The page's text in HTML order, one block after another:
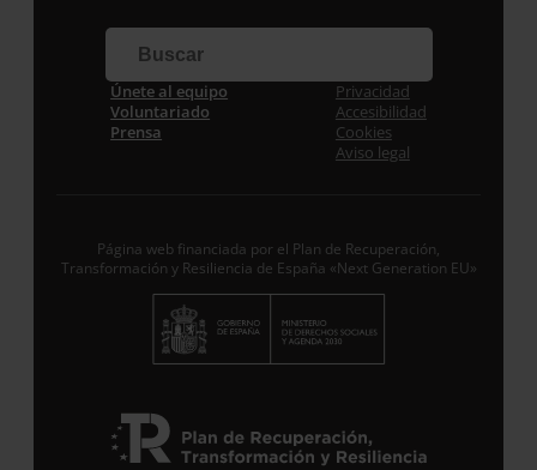
Correo electrónico *
Política de Privacidad *
Suscribirme
Únete al equipo
Voluntariado
Prensa
Privacidad
Accesibilidad
Cookies
Aviso legal
Página web financiada por el Plan de Recuperación,
Transformación y Resiliencia de España «Next Generation EU»